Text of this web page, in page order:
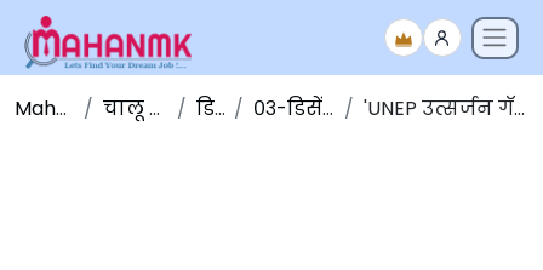
Maha NMK चालू घडामोडी डिसेंबर ०३-डिसेंबर-२०१९ 'UNEP उत्सर्जन गॅप अहवाल', २०१९